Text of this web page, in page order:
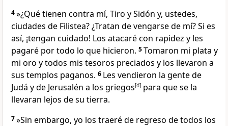
4»¿Qué tienen contra mí, Tiro y Sidón y, ustedes,
ciudades de Filistea? ¿Tratan de vengarse de mí? Si es
así, ¡tengan cuidado! Los atacaré con rapidez y les
pagaré por todo lo que hicieron. 5Tomaron mi plata y
mi oro y todos mis tesoros preciados y los llevaron a
sus templos paganos. 6 Les vendieron la gente de
Judá y de Jerusalén a los griegos[d] para que se la
llevaran lejos de su tierra.
7»Sin embargo, yo los traeré de regreso de todos los